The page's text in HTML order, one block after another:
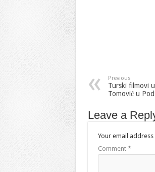
Previous
Turski filmovi
Tomović u
Leave a
Your email
Comment *